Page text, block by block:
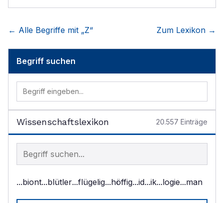
← Alle Begriffe mit „Z“ Zum Lexikon →
Begriff suchen
Wissenschaftslexikon 20.557 Einträge
Begriff im Lexikon suchen
...biont...blütler...flügelig...höffig...id...ik...logie...man